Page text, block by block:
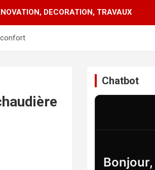
DECORATION, TRAVAUX
confort
Chatbot